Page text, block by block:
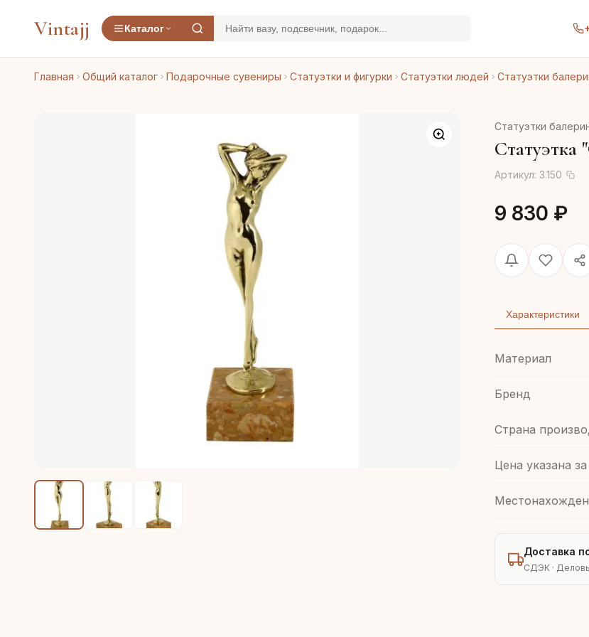
Vintajj Каталог
Главная Общий каталог Подарочные сувениры Статуэтки и фигурки Статуэтки людей Статуэтки
Статуэтки
Артикул: 3.150
9 830 ₽
Характеристики
Материал
Бренд
Страна
Цена указана за
Доставка
СДЭК ·